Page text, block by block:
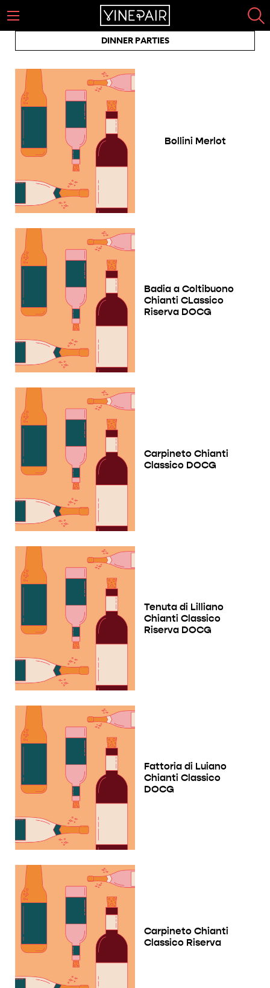
DINNER PARTIES
Bollini Merlot
Badia a Coltibuono
Chianti CLassico
Riserva DOCG
Carpineto Chianti
Classico DOCG
Tenuta di Lilliano
Chianti Classico
Riserva DOCG
Fattoria di Luiano
Chianti Classico
DOCG
Carpineto Chianti
Classico Riserva